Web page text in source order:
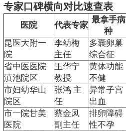
专家口碑横向对比速查表
医院 代表专家
最拿手病
种
昆医大附一
院
李幼梅
主任
多囊卵巢
综合征
省中医医院
滇池院区
王华宁
教授
黄体功能
不健
市妇幼华山
院区
张鸿 主
任
异常子宫
出血
市一院甘美
医院
蔡金凤
副主任
排卵障碍
性不孕